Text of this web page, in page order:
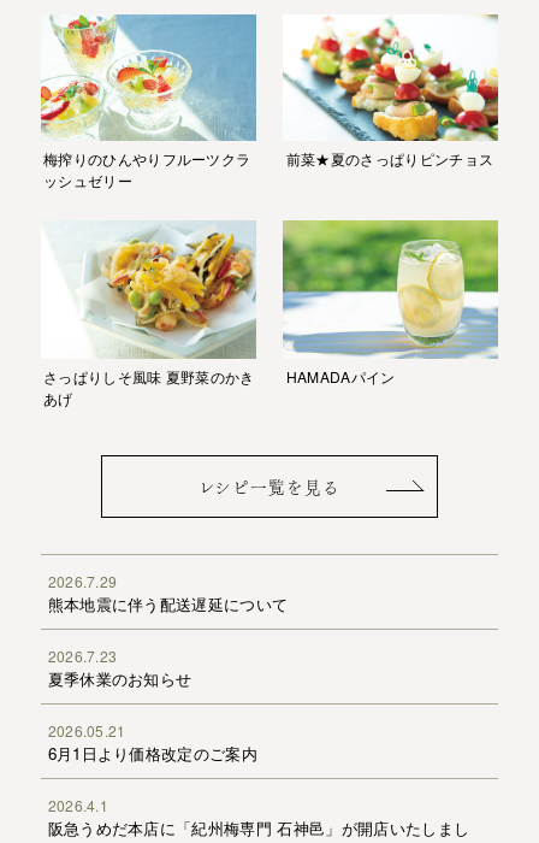
梅搾りのひんやりフルーツクラ
ッシュゼリー
前菜★夏のさっぱりピンチョス
さっぱりしそ風味 夏野菜のかき
あげ
HAMADAパイン
レシピ一覧を見る
2026.7.29
熊本地震に伴う配送遅延について
2026.7.23
夏季休業のお知らせ
2026.05.21
6月1日より価格改定のご案内
2026.4.1
阪急うめだ本店に「紀州梅専門 石神邑」が開店いたしまし